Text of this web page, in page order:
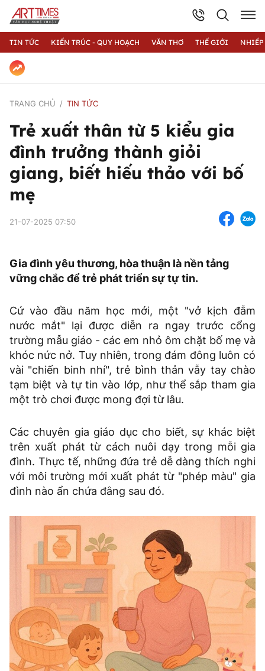
TIN TỨC KIẾN TRÚC - QUY HOẠCH VĂN THƠ THẾ GIỚI
TRANG CHỦ TIN TỨC
Trẻ xuất thân từ 5 kiểu gia
đình trưởng thành giỏi
giang, biết hiếu thảo với bố
mẹ
21-07-2025 07:50
Gia đình yêu thương, hòa thuận là nền tảng
vững chắc để trẻ phát triển sự tự tin.
Cứ vào đầu năm học mới, một "vở kịch đẫm
nước mắt" lại được diễn ra ngay trước cổng
trường mẫu giáo - các em nhỏ ôm chặt bố mẹ và
khóc nức nở. Tuy nhiên, trong đám đông luôn có
vài "chiến binh nhí", trẻ bình thản vẫy tay chào
tạm biệt và tự tin vào lớp, như thể sắp tham gia
một trò chơi được mong đợi từ lâu.
Các chuyên gia giáo dục cho biết, sự khác biệt
trên xuất phát từ cách nuôi dạy trong mỗi gia
đình. Thực tế, những đứa trẻ dễ dàng thích nghi
với môi trường mới xuất phát từ "phép màu" gia
đình nào ẩn chứa đằng sau đó.